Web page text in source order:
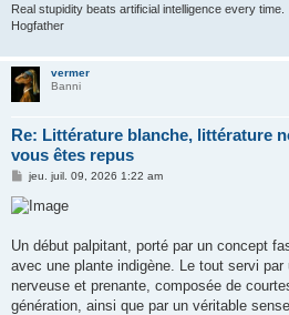
Real stupidity beats artificial intelligence every time.
Hogfather
vermer
Banni
Re: Littérature blanche, littérature
vous êtes repus
M
s
s
g
e
jeu. juil. 09, 2026 1:22 am
Un début palpitant, porté par un concept
avec une plante indigène. Le tout servi
nerveuse et prenante, composée de
génération, ainsi que par un véritable